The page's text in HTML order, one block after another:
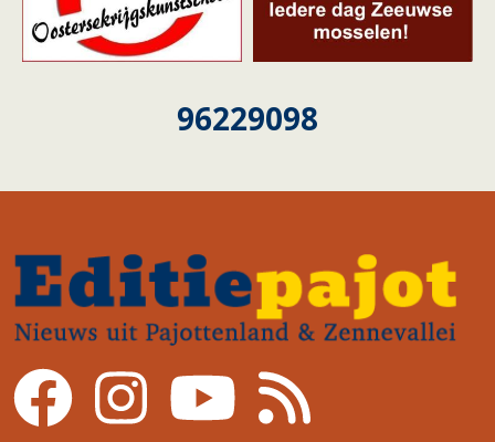
96229098